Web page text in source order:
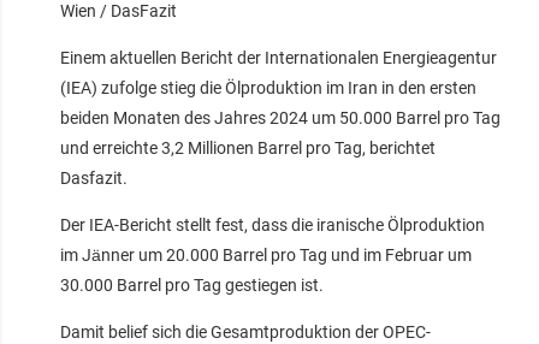
Wien / DasFazit
Einem aktuellen Bericht der Internationalen Energieagentur
(IEA) zufolge stieg die Ölproduktion im Iran in den ersten
beiden Monaten des Jahres 2024 um 50.000 Barrel pro Tag
und erreichte 3,2 Millionen Barrel pro Tag, berichtet
Dasfazit.
Der IEA-Bericht stellt fest, dass die iranische Ölproduktion
im Jänner um 20.000 Barrel pro Tag und im Februar um
30.000 Barrel pro Tag gestiegen ist.
Damit belief sich die Gesamtproduktion der OPEC-